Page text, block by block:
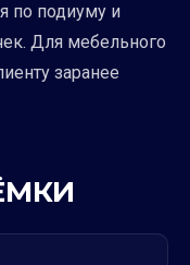
по подиуму и
Для мебельного
заранее